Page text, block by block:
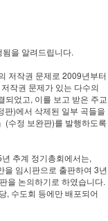
을 알려드립니다.
저작권 문제로 2009년부터
작권 문제가 있는 다수의
되었고, 이를 보고 받은 주교
판)에서 삭제된 일부 곡들을
(수정 보완판)를 발행하도록
추계 정기총회에서는,
을 임시판으로 출판하여 3년
을 논의하기로 하였습니다.
, 수도회 등에만 배포되어